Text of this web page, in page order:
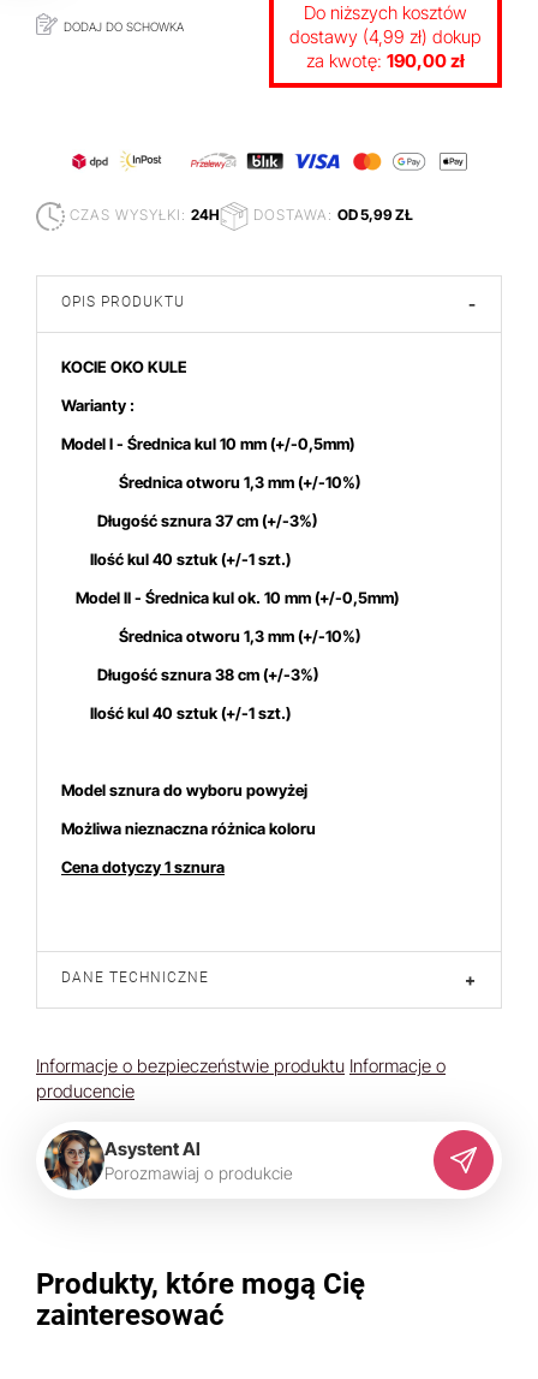
DODAJ DO SCHOWKA
Do niższych kosztów
dostawy (4,99 zł) dokup
za kwotę: 190,00 zł
CZAS WYSYŁKI: 24H DOSTAWA: OD 5,99 ZŁ
OPIS PRODUKTU -
KOCIE OKO KULE
Warianty :
Model I - Średnica kul 10 mm(+/-0,5mm)
Średnica otworu 1,3 mm (+/-10%)
Długość sznura 37 cm (+/-3%)
Ilość kul 40 sztuk (+/-1 szt.)
Model II - Średnica kul ok. 10 mm(+/-0,5mm)
Średnica otworu 1,3 mm (+/-10%)
Długość sznura 38 cm (+/-3%)
Ilość kul 40 sztuk (+/-1 szt.)
Model sznura do wyboru powyżej
Możliwa nieznaczna różnica koloru
Cena dotyczy 1 sznura
DANE TECHNICZNE +
Informacje o bezpieczeństwie produktu Informacje o
producencie
Asystent AI
Porozmawiaj o produkcie
Produkty, które mogą Cię
zainteresować